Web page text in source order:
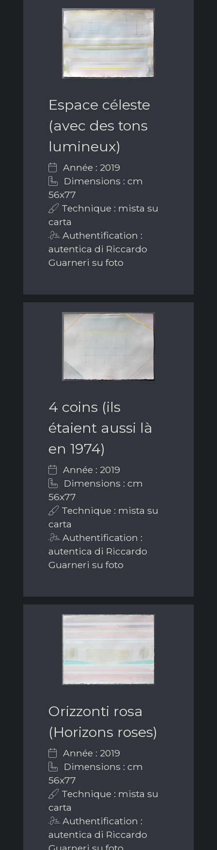
Espace céleste
(avec des tons
lumineux)
Année : 2019
Dimensions : cm
56x77
Technique : mista su
carta
Authentification :
autentica di Riccardo
Guarneri su foto
4 coins (ils
étaient aussi là
en 1974)
Année : 2019
Dimensions : cm
56x77
Technique : mista su
carta
Authentification :
autentica di Riccardo
Guarneri su foto
Orizzonti rosa
(Horizons roses)
Année : 2019
Dimensions : cm
56x77
Technique : mista su
carta
Authentification :
autentica di Riccardo